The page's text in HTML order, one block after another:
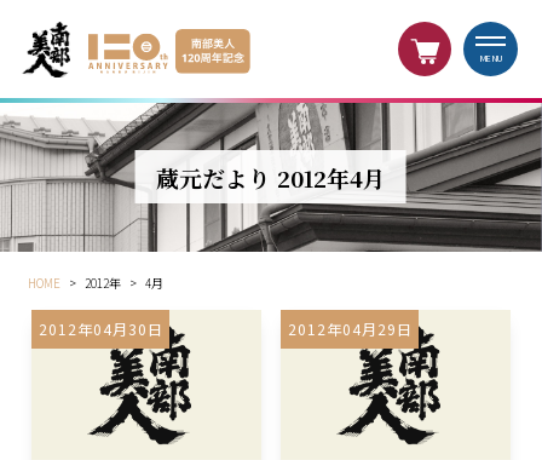
MENU
蔵元だより 2012年4月
HOME > 2012年 > 4月
2012年04月30日 2012年04月29日